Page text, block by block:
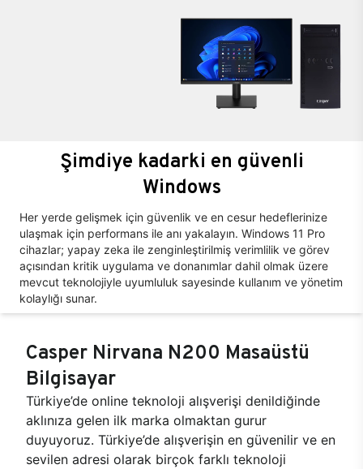
Şimdiye kadarki en güvenli
Windows
Her yerde gelişmek için güvenlik ve en cesur hedeflerinize
ulaşmak için performans ile anı yakalayın. Windows 11 Pro
cihazlar; yapay zeka ile zenginleştirilmiş verimlilik ve görev
açısından kritik uygulama ve donanımlar dahil olmak üzere
mevcut teknolojiyle uyumluluk sayesinde kullanım ve yönetim
kolaylığı sunar.
Casper Nirvana N200 Masaüstü
Bilgisayar
Türkiye’de online teknoloji alışverişi denildiğinde
aklınıza gelen ilk marka olmaktan gurur
duyuyoruz. Türkiye’de alışverişin en güvenilir ve en
sevilen adresi olarak birçok farklı teknoloji